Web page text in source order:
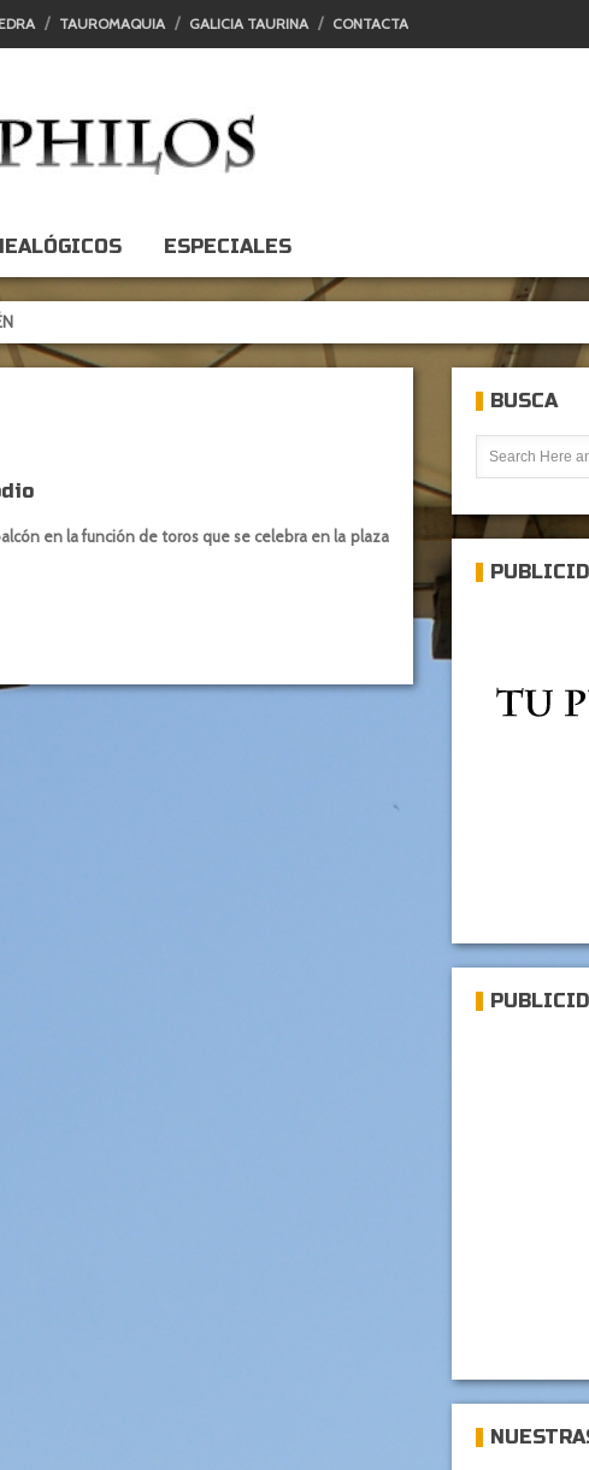
TAUROMAQUIA GALICIA TAURINA CONTACTA
ESPECIALES
en la función de toros que se celebra en la plaza
BUSCA